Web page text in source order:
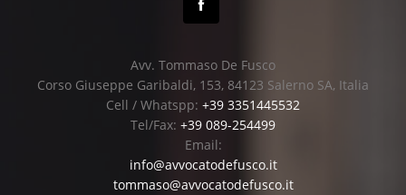
Avv. Tommaso De Fusco
Corso Giuseppe Garibaldi, 153, 84123 Salerno SA, Italia
Cell / Whatspp: +39 3351445532
Tel/Fax: +39 089-254499
Email:
info@avvocatodefusco.it
tommaso@avvocatodefusco.it